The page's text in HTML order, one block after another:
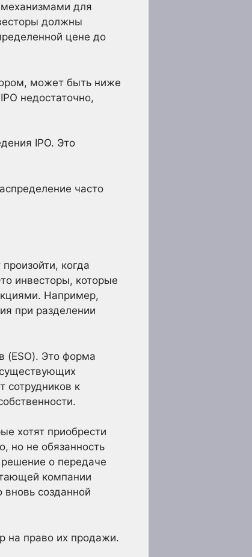
для
должны
цене до
может быть ниже
недостаточно,
IPO. Это
часто
когда
инвесторы, которые
Например,
при разделении
(ESO). Это форма
сотрудников к
хотят приобрести
но не обязанность
о передаче
компании
созданной
на право их продажи.